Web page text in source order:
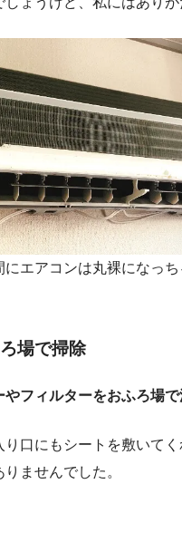
エアコンは丸裸になっち
場で掃除
やフィルターをおふろ場
り口にもシートを敷いて
ませんでした。